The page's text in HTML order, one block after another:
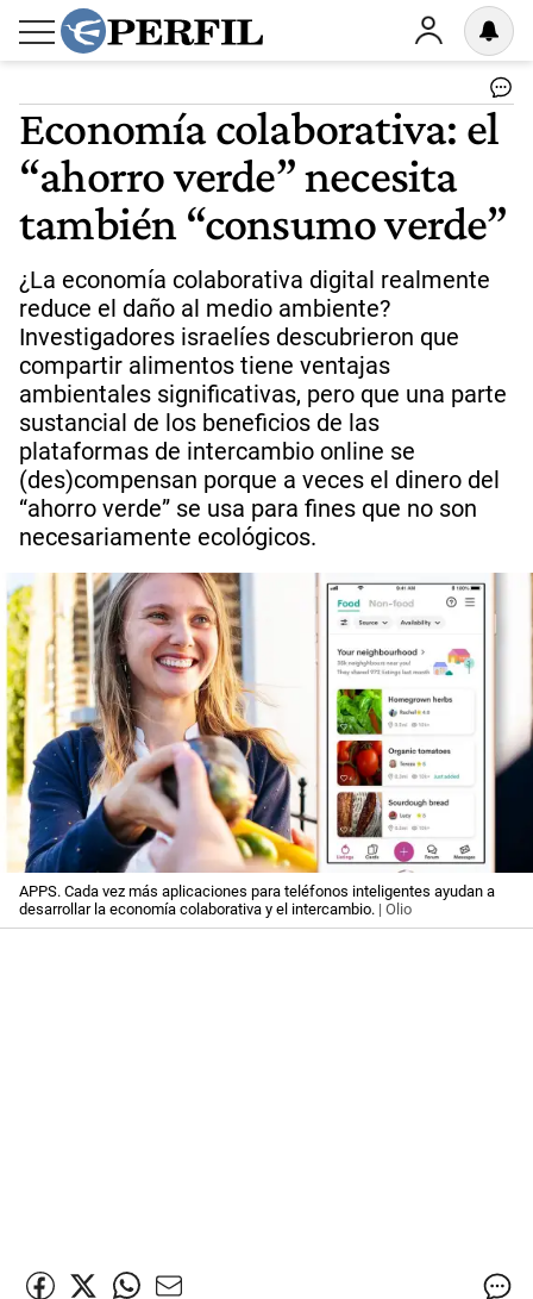
Economía colaborativa: el
“ahorro verde” necesita
también “consumo verde”
¿La economía colaborativa digital realmente
reduce el daño al medio ambiente?
Investigadores israelíes descubrieron que
compartir alimentos tiene ventajas
ambientales significativas, pero que una parte
sustancial de los beneficios de las
plataformas de intercambio online se
(des)compensan porque a veces el dinero del
“ahorro verde” se usa para fines que no son
necesariamente ecológicos.
APPS. Cada vez más aplicaciones para teléfonos inteligentes ayudan a
desarrollar la economía colaborativa y el intercambio. | Olio